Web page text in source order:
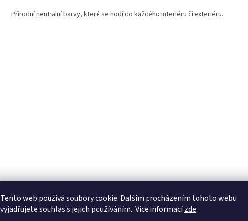
Tento web používá soubory cookie. Dalším procházením tohoto webu
vyjadřujete souhlas s jejich používáním.. Více informacízde.
Přírodní neutrální barvy, které se hodí do každého interiéru či exteriéru.